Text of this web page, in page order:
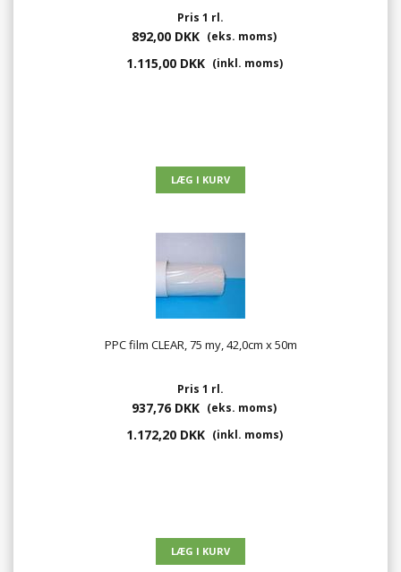
Pris 1 rl.
892,00 DKK (eks. moms)
1.115,00 DKK (inkl. moms)
PPC film CLEAR, 75 my, 42,0cm x 50m
Pris 1 rl.
937,76 DKK (eks. moms)
1.172,20 DKK (inkl. moms)